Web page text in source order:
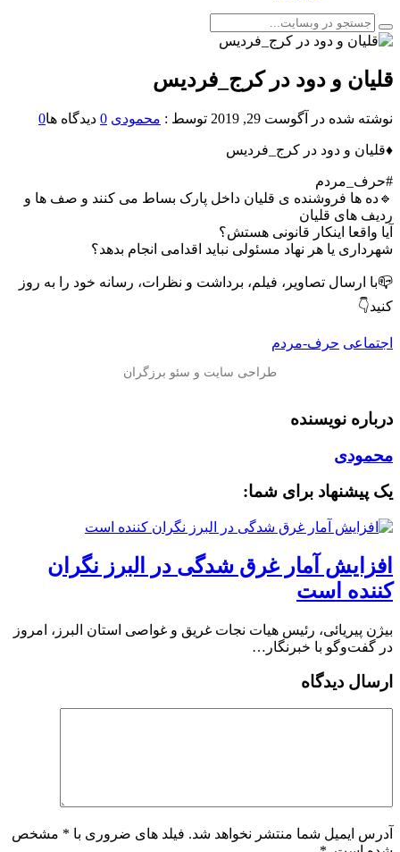
قلیان و دود در کرج_فردیس
نوشته شده در آگوست 29, 2019 توسط : محمودی 0 دیدگاه ها0
♦️قلیان و دود در کرج_فردیس
#حرف_مردم
🔹ده ها فروشنده ی قلیان داخل پارک بساط می کنند و صف ها و
ردیف های قلیان
آیا واقعا اینکار قانونی هستش؟
شهرداری یا هر نهاد مسئولی نباید اقدامی انجام بدهد؟
📪با ارسال تصاویر، فیلم‌، برداشت و نظرات، رسانه خود را به روز
کنید👇
اجتماعی حرف-مردم
درباره نویسنده
محمودی
یک پیشنهاد برای شما:
افزایش آمار غرق شدگی در البرز نگران
کننده است
بیژن پیریائی، رئیس هیات نجات غریق و غواصی استان البرز، امروز
در گفت‌وگو با خبرنگار…
ارسال دیدگاه
آدرس ایمیل شما منتشر نخواهد شد. فیلد های ضروری با * مشخص